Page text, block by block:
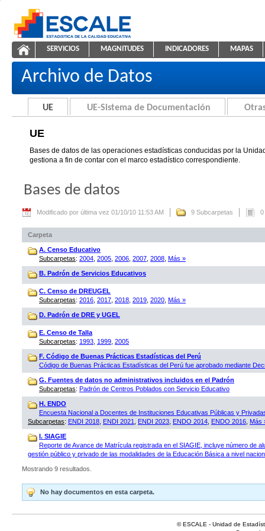
ESCALE - Unidad de Estadística Educativa
UE
NAVEGACIÓN
SERVICIOS MAGNITUDES INDICADORES MAPAS
Archivo de Datos
UE UE-Sistema de Documentación
UE
Bases de datos de las operaciones estadísticas conducidas por la
gestiona a fin de contar con el marco estadístico correspondiente.
Bases de datos
Modificado por última vez 01/10/10 11:53 AM 9 Subcarpetas 0
Carpeta
A. Censo Educativo
Subcarpetas: 2004 2005 2006 2007 2008 Más »
B. Padrón de Servicios Educativos
C. Censo de DREUGEL
Subcarpetas: 2016 2017 2018 2019 2020 Más »
D. Padrón de DRE y UGEL
E. Censo de Talla
Subcarpetas: 1993 1999 2005
F. Código de Buenas Prácticas Estadísticas del Perú
Código de Buenas Prácticas Estadísticas del Perú fue aprobado mediante
G. Fuentes de datos no administrativos incluidos en el Padrón
Subcarpetas: Padrón de Centros Poblados con Servicio Educativo
H. ENDO
Encuesta Nacional a Docentes de Instituciones Educativas Públicas y
Subcarpetas: ENDI 2018 ENDI 2021 ENDI 2023 ENDO 2014 ENDO 2016 Más
I. SIAGIE
Reporte de Avance de Matrícula registrada en el SIAGIE, incluye número de
gestión público y privado de las modalidades de la Educación Básica a nivel
Mostrando 9 resultados.
No hay documentos en esta carpeta.
© ESCALE - Unidad de